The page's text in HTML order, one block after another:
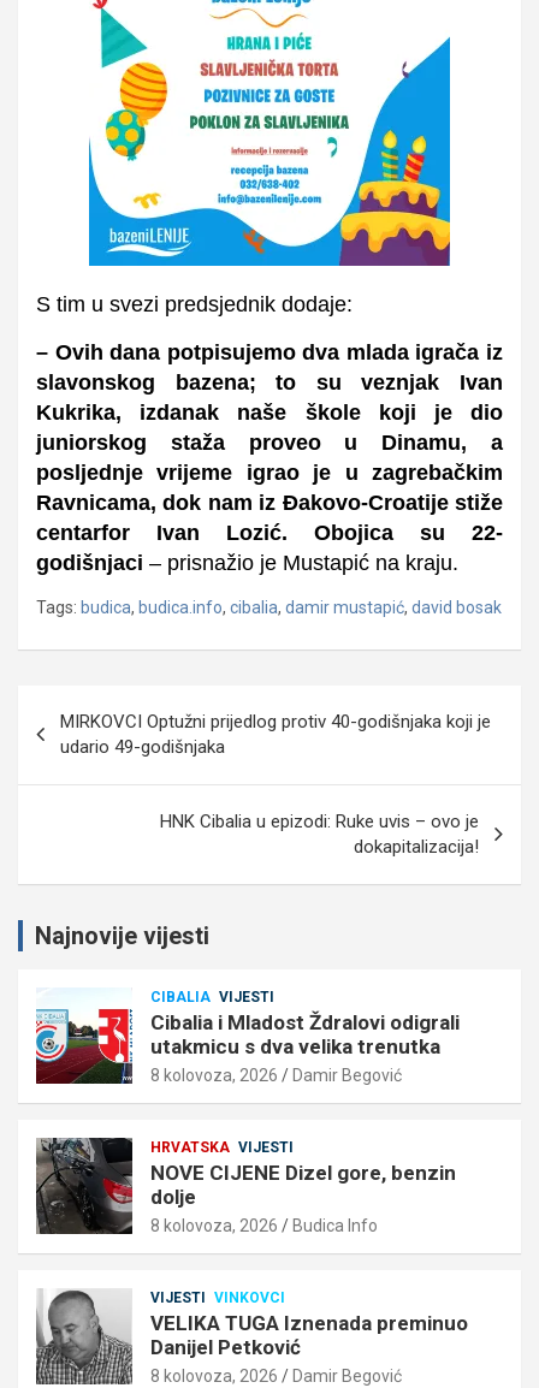
S tim u svezi predsjednik dodaje:
– Ovih dana potpisujemo dva mlada igrača iz
slavonskog bazena; to su veznjak Ivan
Kukrika, izdanak naše škole koji je dio
juniorskog staža proveo u Dinamu, a
posljednje vrijeme igrao je u zagrebačkim
Ravnicama, dok nam iz Đakovo-Croatije stiže
centarfor Ivan Lozić. Obojica su 22-
godišnjaci – prisnažio je Mustapić na kraju.
Tags: budica, budica.info, cibalia, damir mustapić, david bosak
objava
MIRKOVCI Optužni prijedlog protiv 40-godišnjaka koji je
udario 49-godišnjaka
HNK Cibalia u epizodi: Ruke uvis – ovo je
dokapitalizacija!
Najnovije vijesti
CIBALIA VIJESTI
Cibalia i Mladost Ždralovi odigrali
utakmicu s dva velika trenutka
8 kolovoza, 2026 Damir Begović
HRVATSKA VIJESTI
NOVE CIJENE Dizel gore, benzin
dolje
8 kolovoza, 2026 Budica Info
VIJESTI VINKOVCI
VELIKA TUGA Iznenada preminuo
Danijel Petković
8 kolovoza, 2026 Damir Begović